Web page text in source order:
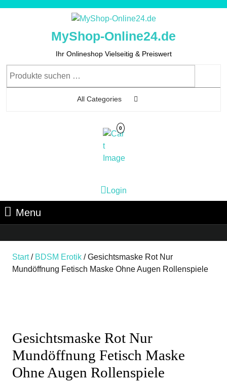
MyShop-Online24.de
Ihr Onlineshop Vielseitig & Preiswert
All Categories
0
Login
Menu
Start/ BDSM Erotik / Gesichtsmaske Rot Nur
Mundöffnung Fetisch Maske Ohne Augen Rollenspiele
Gesichtsmaske Rot Nur
Mundöffnung Fetisch Maske
Ohne Augen Rollenspiele